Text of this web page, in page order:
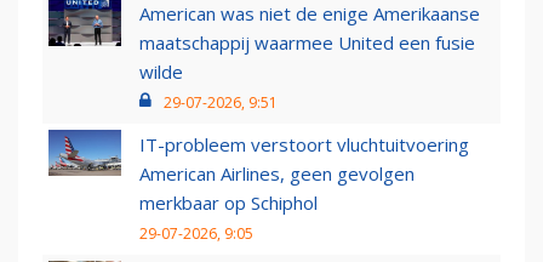
American was niet de enige Amerikaanse
maatschappij waarmee United een fusie
wilde
29-07-2026, 9:51
IT-probleem verstoort vluchtuitvoering
American Airlines, geen gevolgen
merkbaar op Schiphol
29-07-2026, 9:05